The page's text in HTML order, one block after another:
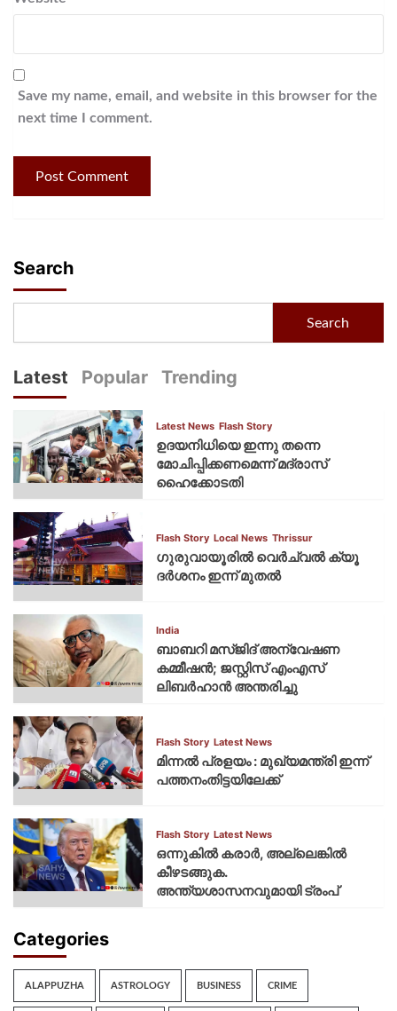
Save my name, email, and website in this browser for the
next time I comment.
Search
Search
Latest Popular Trending
Latest News Flash Story
ഉദയനിധിയെ ഇന്നു തന്നെ
മോചിപ്പിക്കണമെന്ന് മദ്രാസ്
ഹൈക്കോടതി
Flash Story Local News Thrissur
ഗുരുവായൂരില്‍ വെര്‍ച്വല്‍ ക്യൂ
ദര്‍ശനം ഇന്ന് മുതല്‍
India
ബാബറി മസ്ജിദ് അന്വേഷണ
കമ്മീഷന്‍; ജസ്റ്റിസ് എംഎസ്
ലിബര്‍ഹാന്‍ അന്തരിച്ചു
Flash Story Latest News
മിന്നല്‍ പ്രളയം : മുഖ്യമന്ത്രി ഇന്ന്
പത്തനംതിട്ടയിലേക്ക്
Flash Story Latest News
ഒന്നുകില്‍ കരാര്‍, അല്ലെങ്കില്‍
കീഴടങ്ങുക.
അന്ത്യശാസനവുമായി ട്രംപ്
Categories
ALAPPUZHA ASTROLOGY BUSINESS CRIME